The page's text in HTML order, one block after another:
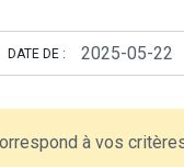
DATE DE :
à vos